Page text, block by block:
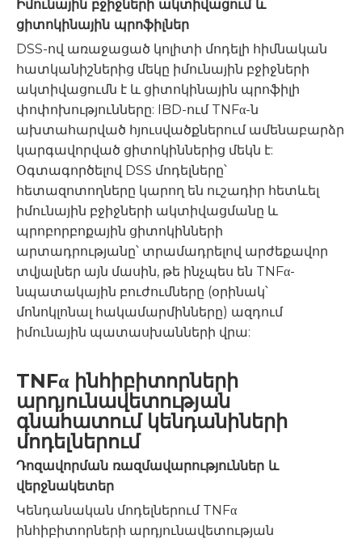
Իմունային բջիջների ակտիվացում և
ցիտոկինային պրոֆիլներ
DSS-ով առաջացած կոլիտի մոդելի հիմնական
հատկանիշներից մեկը իմունային բջիջների
ակտիվացումն է և ցիտոկինային պրոֆիլի
փոփոխությունները: IBD-ում TNFα-ն
ախտահարված հյուսվածքներում ամենաբարձր
կարգավորված ցիտոկիններից մեկն է:
Օգտագործելով DSS մոդելները՝
հետազոտողները կարող են ուշադիր հետևել
իմունային բջիջների ակտիվացմանը և
պրոբորբոքային ցիտոկինների
արտադրությանը՝ տրամադրելով արժեքավոր
տվյալներ այն մասին, թե ինչպես են TNFα-
նպատակային բուժումները (օրինակ՝
մոնոկլոնալ հակամարմինները) ազդում
իմունային պատասխանների վրա:
TNFα ինհիբիտորների
արդյունավետության
գնահատում կենդանիների
մոդելներում
Դոզավորման ռազմավարություններ և
վերջնակետեր
Կենդանական մոդելներում TNFα
ինհիբիտորների արդյունավետության